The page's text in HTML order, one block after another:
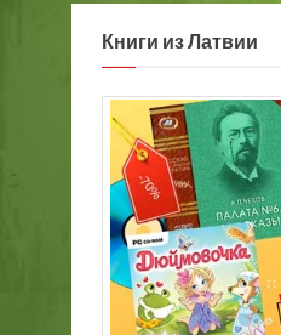
Книги из Латвии